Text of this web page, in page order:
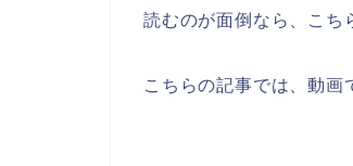
読むのが面倒なら、こち
こちらの記事では、動画